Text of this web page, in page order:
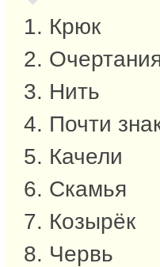
1. Крюк
2.
3. Нить
4. Почти
5. Качели
6. Скамья
7. Козырёк
8. Червь